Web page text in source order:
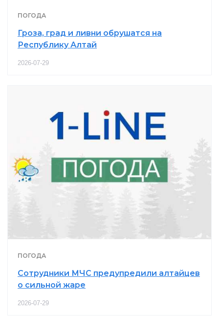
ПОГОДА
Гроза, град и ливни обрушатся на
Республику Алтай
2026-07-29
ПОГОДА
Сотрудники МЧС предупредили алтайцев
о сильной жаре
2026-07-29